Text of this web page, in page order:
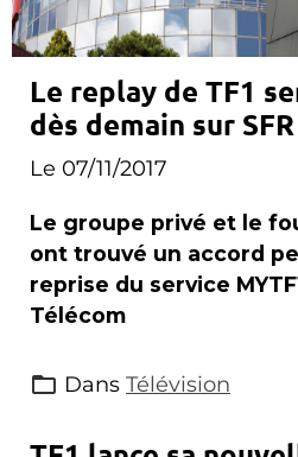
Le replay de TF1
dès demain sur SFR
Le 07/11/2017
Le groupe privé et le
ont trouvé un accord
reprise du service
Télécom
Dans Télévision